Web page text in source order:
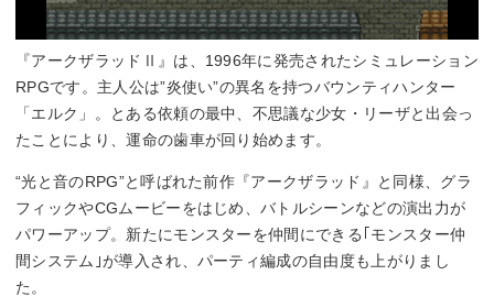
『アークザラッドⅡ』は、1996年に発売されたシミュレーション
RPGです。主人公は”炎使い”の異名を持つバウンティハンター
「エルク」。とある依頼の最中、不思議な少女・リーザと出会っ
たことにより、運命の歯車が回り始めます。
“光と音のRPG”と呼ばれた前作『アークザラッド』と同様、グラ
フィックやCGムービーをはじめ、バトルシーンなどの演出力が
パワーアップ。新たにモンスターを仲間にできる｢モンスター仲
間システム｣が導入され、パーティ編成の自由度も上がりまし
た。